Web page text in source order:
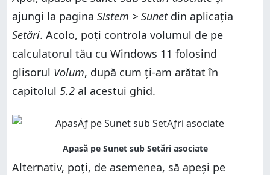
ajungi la pagina Sistem > Sunet din aplicația
Setări. Acolo, poți controla volumul de pe
calculatorul tău cu Windows 11 folosind
glisorul Volum, după cum ți-am arătat în
capitolul 5.2 al acestui ghid.
Alternativ, poți, de asemenea, să apeși pe